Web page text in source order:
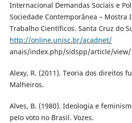
Internacional Demandas Sociais e
Sociedade Contemporânea – Mostra
Trabalho Científicos. Santa Cruz do
http://online.unisc.br/acadnet/
anais/index.php/sidspp/article/view/
Alexy, R. (2011). Teoria dos direitos
Malheiros.
Alves, B. (1980). Ideologia e
pelo voto no Brasil. Vozes.